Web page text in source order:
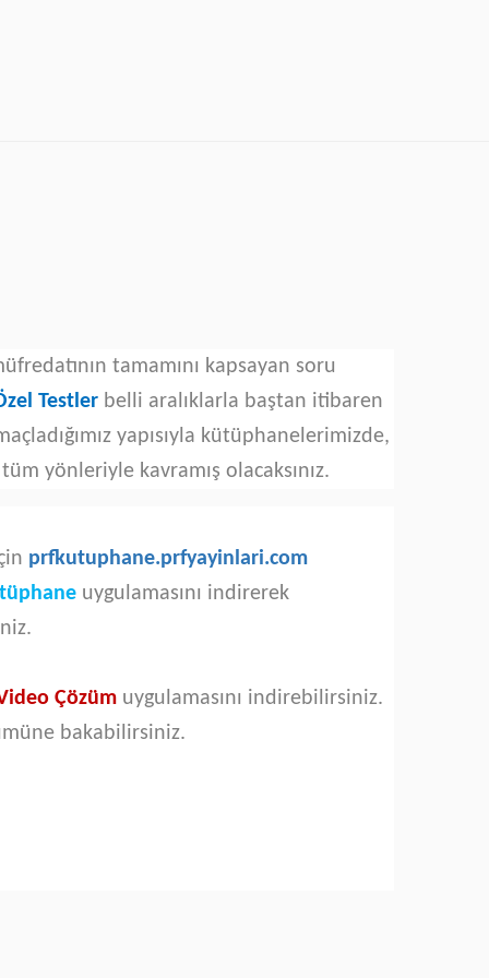
tamamını kapsayan soru
Testler belli aralıklarla baştan itibaren
yapısıyla kütüphanelerimizde,
yönleriyle kavramış olacaksınız.
prfkutuphane.prfyayinlari.com
uygulamasını indirerek
Çözüm uygulamasını indirebilirsiniz.
bakabilirsiniz.